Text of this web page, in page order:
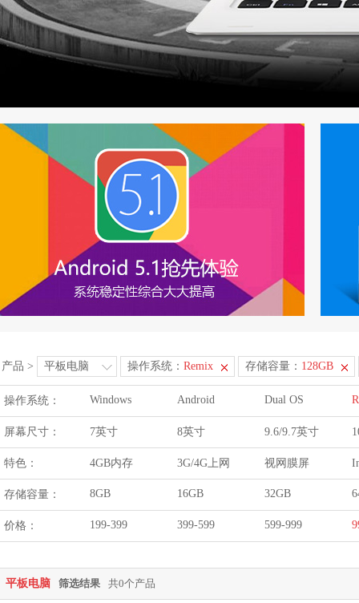
产品 > 平板电脑 操作系统： Remix 存储容量： 128GB
操作系统： Windows Android Dual OS
屏幕尺寸： 7英寸 8英寸 9.6/9.7英寸
特色： 4GB内存 3G/4G上网 视网膜屏
存储容量： 8GB 16GB 32GB
价格： 199-399 399-599 599-999
平板电脑 筛选结果 共0个产品